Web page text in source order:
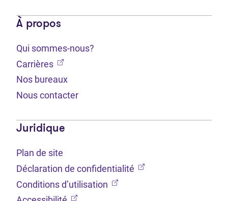
À propos
Qui sommes-nous?
Carrières (Ouvre dans un nouvel onglet)
Nos bureaux
Nous contacter
Juridique
Plan de site
Déclaration de confidentialité (Ouvre dans un
Conditions d’utilisation (Ouvre dans un nouvel